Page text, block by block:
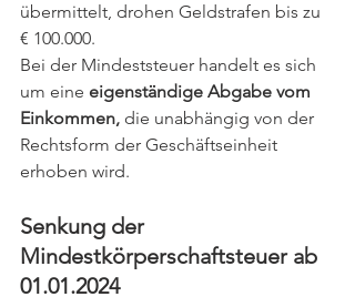
übermittelt, drohen Geldstrafen bis zu
€ 100.000.
Bei der Mindeststeuer handelt es sich
um eine eigenständige Abgabe vom
Einkommen, die unabhängig von der
Rechtsform der Geschäftseinheit
erhoben wird.
Senkung der
Mindestkörperschaftsteuer ab
01.01.2024